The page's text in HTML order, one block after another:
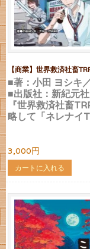
【商業】世界救済社畜
■著：小田 ヨシキ
■出版社：新紀元社
『世界救済社畜
略して「ネレナイT
3,000円
カートに入れる